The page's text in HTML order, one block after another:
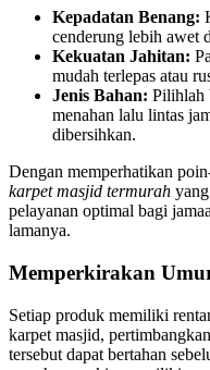
Kepadatan Benang:
cenderung lebih awet
Kekuatan Jahitan:
mudah terlepas atau
Jenis Bahan: Pilihlah
menahan lalu lintas
dibersihkan.
Dengan memperhatikan
karpet masjid termurah
pelayanan optimal bagi
lamanya.
Memperkirakan
Setiap produk memiliki
karpet masjid,
tersebut dapat bertahan